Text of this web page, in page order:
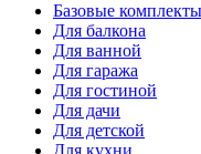
Базовые комплекты
Для балкона
Для ванной
Для гаража
Для гостиной
Для дачи
Для детской
Для кухни